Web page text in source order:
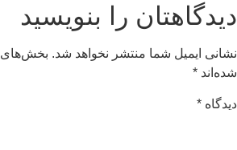
را بنویسید
ایمیل شما منتشر نخواهد شد. بخش‌های
*
*